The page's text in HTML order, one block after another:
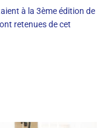
à la 3ème édition de
retenues de cet